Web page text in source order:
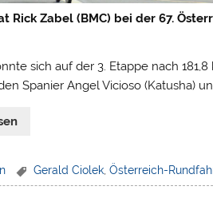
Rick Zabel (BMC) bei der 67.
sich auf der 3. Etappe nach
Spanier Angel Vicioso (Katusha)
Gerald Ciolek, Österreich-